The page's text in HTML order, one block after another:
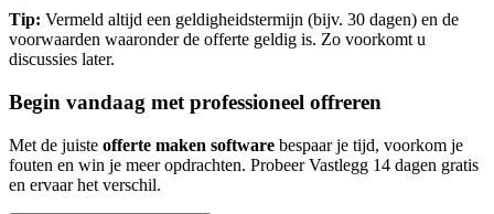
Tip: Vermeld altijd een geldigheidstermijn (bijv. 30 dagen) en de
voorwaarden waaronder de offerte geldig is. Zo voorkomt u
discussies later.
Begin vandaag met professioneel offreren
Met de juiste offerte maken software bespaar je tijd, voorkom je
fouten en win je meer opdrachten. Probeer Vastlegg 14 dagen gratis
en ervaar het verschil.